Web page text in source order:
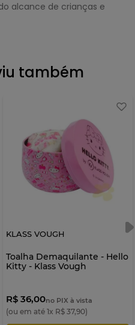
alcance de crianças e
também
KLASS VOUGH
Toalha Demaquilante - Hello
Kitty - Klass Vough
R$ 36,00no PIX à vista
(ou em até 1x R$ 37,90)